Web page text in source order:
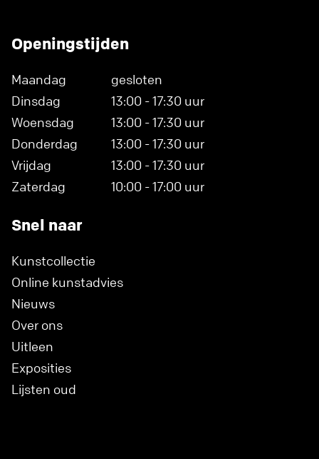
Openingstijden
Maandag
gesloten
Dinsdag
13:00 - 17:30 uur
Woensdag
13:00 - 17:30 uur
Donderdag
13:00 - 17:30 uur
Vrijdag
13:00 - 17:30 uur
Zaterdag
10:00 - 17:00 uur
Snel naar
Kunstcollectie
Online kunstadvies
Nieuws
Over ons
Uitleen
Exposities
Lijsten oud